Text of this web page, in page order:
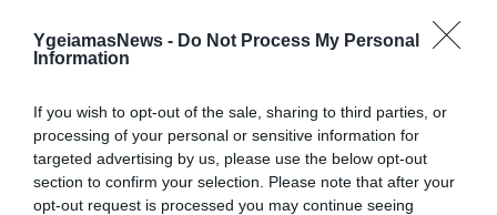
YgeiamasNews - Do Not Process My Personal
Information
If you wish to opt-out of the sale, sharing to third parties, or
processing of your personal or sensitive information for
targeted advertising by us, please use the below opt-out
section to confirm your selection. Please note that after your
opt-out request is processed you may continue seeing
βοηθήσεις τα πράγματα».
λέγοντας«καλοήθης και μυοκαρδίτιδα…
δύσκολο».